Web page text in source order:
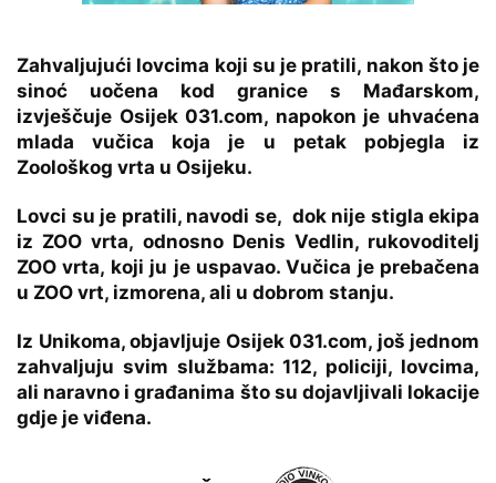
Zahvaljujući lovcima koji su je pratili, nakon što je
sinoć uočena kod granice s Mađarskom,
izvješčuje Osijek 031.com, napokon je uhvaćena
mlada vučica koja je u petak pobjegla iz
Zoološkog vrta u Osijeku.
Lovci su je pratili, navodi se, dok nije stigla ekipa
iz ZOO vrta, odnosno Denis Vedlin, rukovoditelj
ZOO vrta, koji ju je uspavao. Vučica je prebačena
u ZOO vrt, izmorena, ali u dobrom stanju.
Iz Unikoma, objavljuje Osijek 031.com, još jednom
zahvaljuju svim službama: 112, policiji, lovcima,
ali naravno i građanima što su dojavljivali lokacije
gdje je viđena.